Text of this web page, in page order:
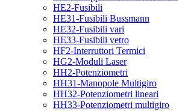
HE2-Fusibili
HE31-Fusibili Bussmann
HE32-Fusibili vari
HE33-Fusibili vetro
HF2-Interruttori Termici
HG2-Moduli Laser
HH2-Potenziometri
HH31-Manopole Multigiro
HH32-Potenziometri lineari
HH33-Potenziometri multigiro